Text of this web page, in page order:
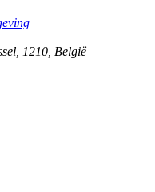
1210 België